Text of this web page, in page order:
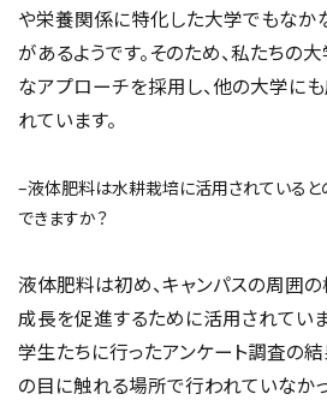
や栄養関係に特化した大学でもなか
があるようです。そのため、私たちの
なアプローチを採用し、他の大学に
れています。
–液体肥料は水耕栽培に活用されていると
できますか？
液体肥料は初め、キャンパスの周囲
成長を促進するために活用されていま
学生たちに行ったアンケート調査の
の目に触れる場所で行われていなか